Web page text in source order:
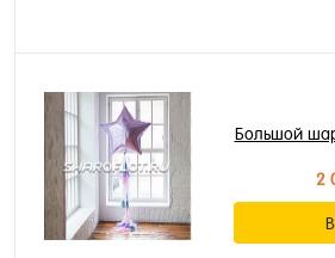
Большой
2